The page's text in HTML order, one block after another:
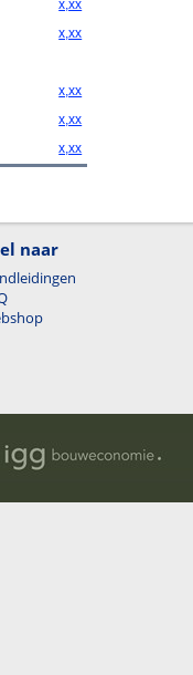
x,xx
x,xx
x,xx
x,xx
x,xx
naar